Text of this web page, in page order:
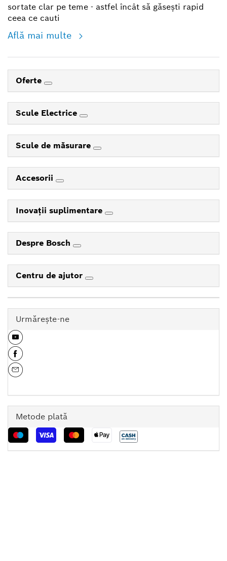
sortate clar pe teme - astfel încât să găsești rapid
ceea ce cauti
Află mai multe
Oferte
Scule Electrice
Scule de măsurare
Accesorii
Inovaţii suplimentare
Despre Bosch
Centru de ajutor
Urmăreşte-ne
Metode plată